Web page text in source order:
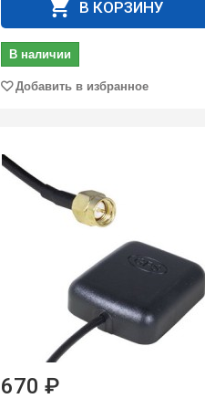
В КОРЗИНУ
В наличии
Добавить в избранное
670 ₽